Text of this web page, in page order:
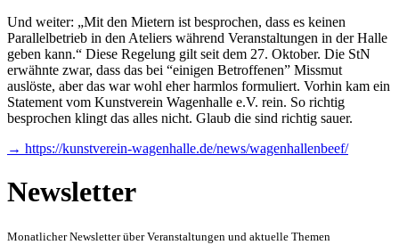
Und weiter: „Mit den Mietern ist besprochen, dass es keinen
Parallelbetrieb in den Ateliers während Veranstaltungen in der Halle
geben kann.“ Diese Regelung gilt seit dem 27. Oktober. Die StN
erwähnte zwar, dass das bei “einigen Betroffenen” Missmut
auslöste, aber das war wohl eher harmlos formuliert. Vorhin kam ein
Statement vom Kunstverein Wagenhalle e.V. rein. So richtig
besprochen klingt das alles nicht. Glaub die sind richtig sauer.
→ https://kunstverein-wagenhalle.de/news/wagenhallenbeef/
Newsletter
Monatlicher Newsletter über Veranstaltungen und aktuelle Themen